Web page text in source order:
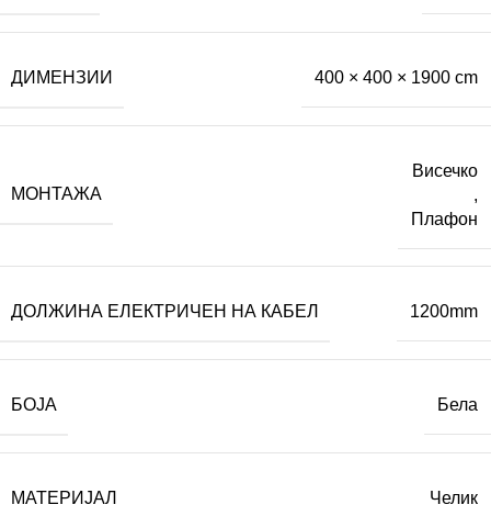
ДИМЕНЗИИ 400 × 400 × 1900 cm
МОНТАЖА
Висечко
,
Плафон
ДОЛЖИНА ЕЛЕКТРИЧЕН НА КАБЕЛ 1200mm
БОЈА Бела
МАТЕРИЈАЛ Челик